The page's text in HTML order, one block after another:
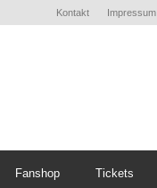
Kontakt Impressum
Fanshop Tickets